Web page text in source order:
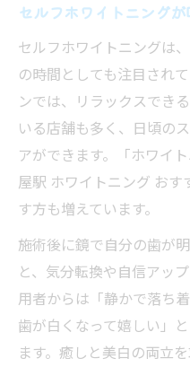
セルフホワイトニング
セルフホワイトニングは
の時間としても注目され
ンでは、リラックスでき
いる店舗も多く、日頃の
アができます。「ホワイ
屋駅 ホワイトニング お
す方も増えています。
施術後に鏡で自分の歯が
と、気分転換や自信アッ
用者からは「静かで落ち
歯が白くなって嬉しい」
ます。癒しと美白の両立